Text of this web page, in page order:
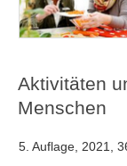
Aktivitäten
Menschen
5. Auflage, 2021,